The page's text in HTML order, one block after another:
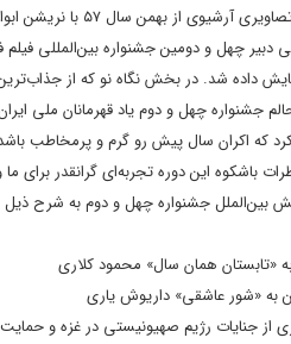
بهمن سال ۵۷ با نریشن ابوالحسن تهامی پخش شد.
جشنواره چهل و دوم یاد قهرمانان ملی
که اکران سال پیش رو گرم و پرمخاطب
باشکوه این دوره تجربه‌ای گرانقدر برای
بین‌الملل جشنواره چهل و دوم به شرح
به «تابستان همان سال» محمود کلاری
به «شور عاشقی» داریوش یاری
از جنایات رژیم صهیونیستی در غزه و